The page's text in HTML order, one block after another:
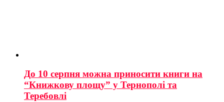
До 10 серпня можна приносити книги на
“Книжкову площу” у Тернополі та
Теребовлі